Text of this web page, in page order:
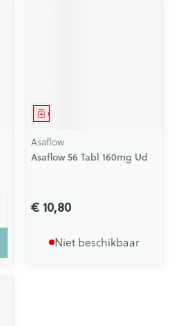
Geneesmiddel
Asaflow
Asaflow 56 Tabl 160mg Ud
€ 10,80
Niet beschikbaar